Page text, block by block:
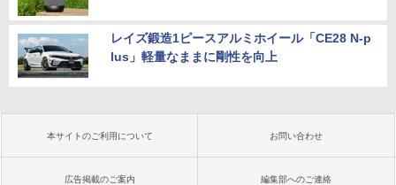
レイズ鍛造1ピースアルミホイール「CE28 N-p
lus」軽量なままに剛性を向上
本サイトのご利用について お問い合わせ
広告掲載のご案内 編集部へのご連絡